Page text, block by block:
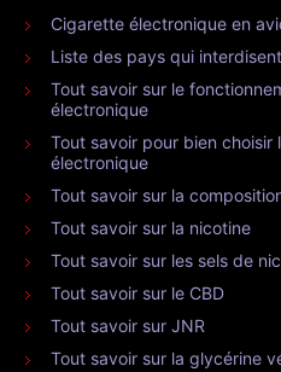
Cigarette électronique en
Liste des pays qui
Tout savoir sur le
électronique
Tout savoir pour bien choisir
électronique
Tout savoir sur la
Tout savoir sur la nicotine
Tout savoir sur les sels de
Tout savoir sur le CBD
Tout savoir sur JNR
Tout savoir sur la glycérine